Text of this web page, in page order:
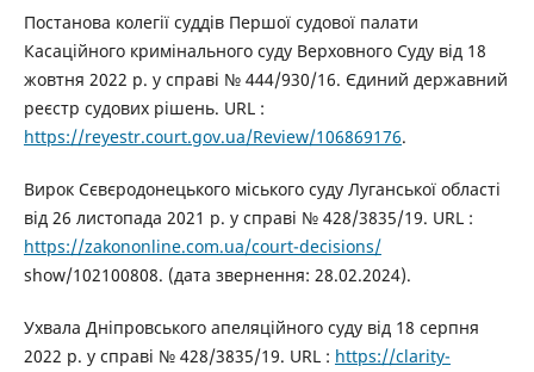
Постанова колегії суддів Першої судової палати
Касаційного кримінального суду Верховного Суду від 18
жовтня 2022 р. у справі № 444/930/16. Єдиний державний
реєстр судових рішень. URL :
https://reyestr.court.gov.ua/Review/106869176.
Вирок Сєвєродонецького міського суду Луганської області
від 26 листопада 2021 р. у справі № 428/3835/19. URL :
https://zakononline.com.ua/court-decisions/
show/102100808. (дата звернення: 28.02.2024).
Ухвала Дніпровського апеляційного суду від 18 серпня
2022 р. у справі № 428/3835/19. URL : https://clarity-